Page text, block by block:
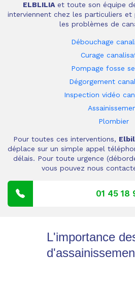
ELBLILIA et toute son équipe
interviennent chez les particuliers
les problèmes de
Débouchage
Curage
Pompage fosse
Dégorgement
Inspection vidéo
Plombier
Pour toutes ces interventions,
déplace sur un simple appel
délais. Pour toute urgence
vous pouvez nous
01 45 18
L'importance